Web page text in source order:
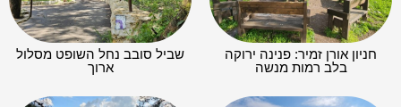
חניון אורן זמיר: פנינה ירוקה
בלב רמות מנשה
שביל סובב נחל השופט מסלול
ארוך